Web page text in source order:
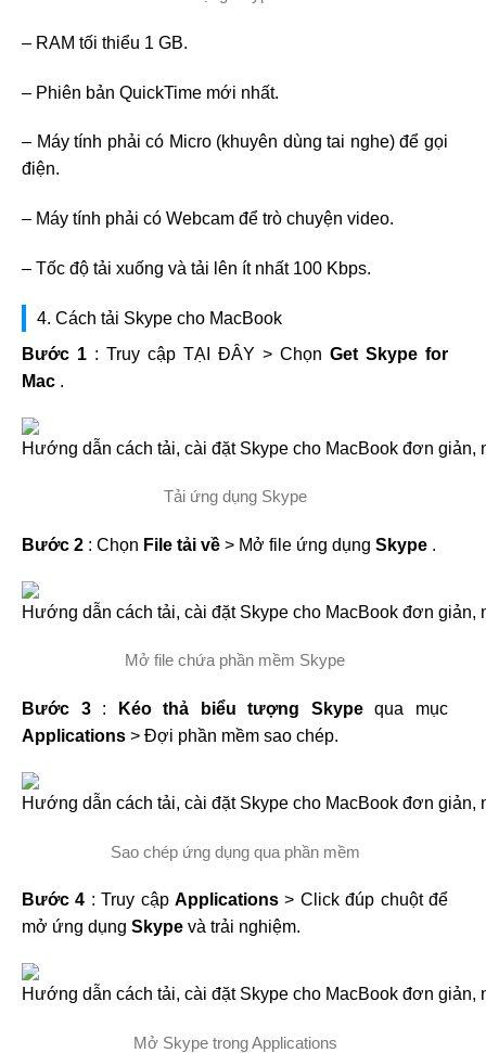
– RAM tối thiểu 1 GB.
– Phiên bản QuickTime mới nhất.
– Máy tính phải có Micro (khuyên dùng tai nghe) để gọi
điện.
– Máy tính phải có Webcam để trò chuyện video.
– Tốc độ tải xuống và tải lên ít nhất 100 Kbps.
4. Cách tải Skype cho MacBook
Bước 1 : Truy cập TẠI ĐÂY > Chọn Get Skype for
Mac .
Tải ứng dụng Skype
Bước 2 : Chọn File tải về > Mở file ứng dụng Skype .
Mở file chứa phần mềm Skype
Bước 3 : Kéo thả biểu tượng Skypequa mục
Applications > Đợi phần mềm sao chép.
Sao chép ứng dụng qua phần mềm
Bước 4 : Truy cậpApplications> Click đúp chuột để
mở ứng dụng Skype và trải nghiệm.
Mở Skype trong Applications